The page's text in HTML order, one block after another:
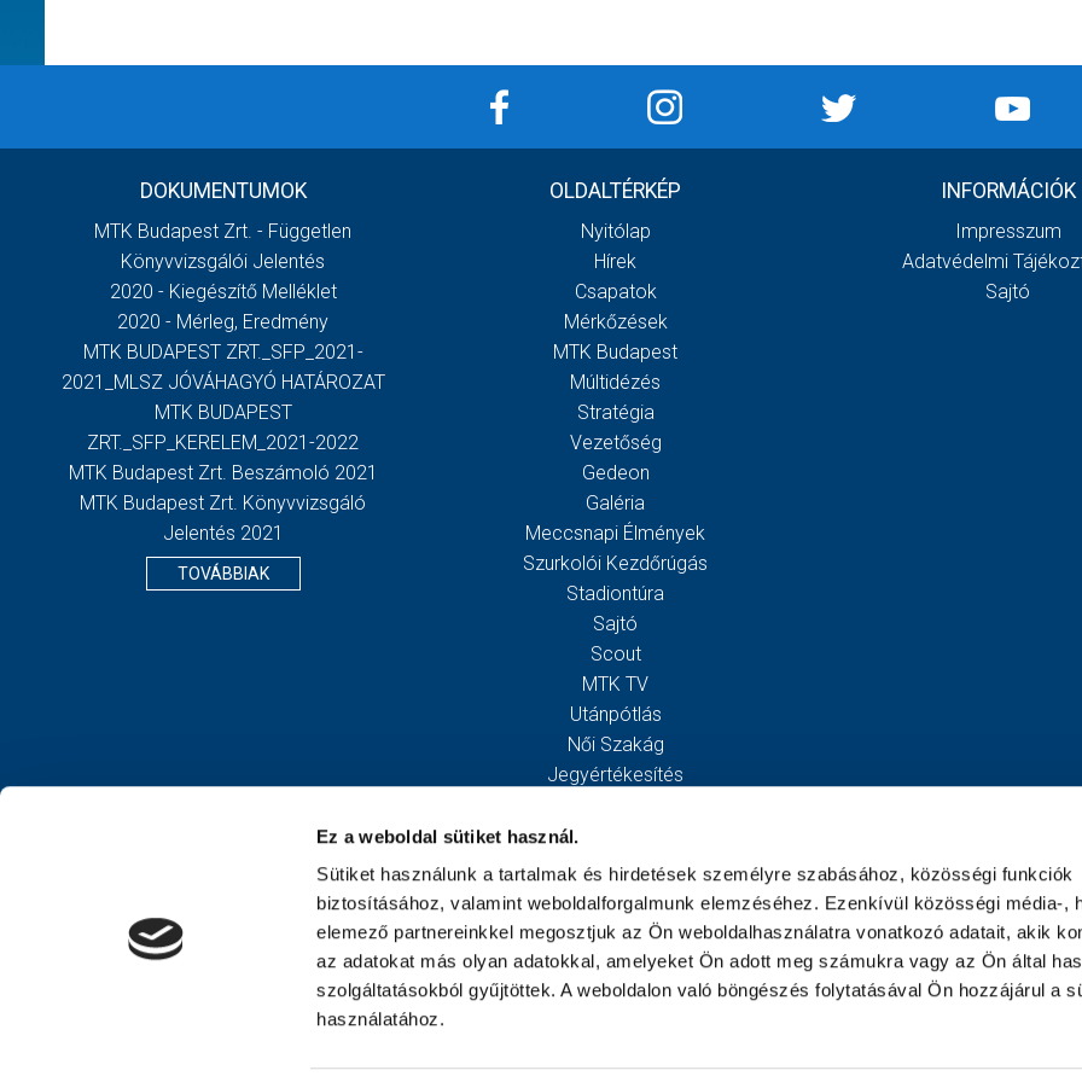
Ez a weboldal sütiket használ.
Sütiket használunk a tartalmak és hirdetések személyre szabásához, közösségi funkciók
biztosításához, valamint weboldalforgalmunk elemzéséhez. Ezenkívül közösségi média-,
elemező partnereinkkel megosztjuk az Ön weboldalhasználatra vonatkozó adatait, akik
az adatokat más olyan adatokkal, amelyeket Ön adott meg számukra vagy az Ön által
szolgáltatásokból gyűjtöttek. A weboldalon való böngészés folytatásával Ön hozzájárul a
használatához.
DOKUMENTUMOK
MTK Budapest Zrt. - Független
Könyvvizsgálói Jelentés
2020 - Kiegészítő Melléklet
2020 - Mérleg, Eredmény
MTK BUDAPEST ZRT._SFP_2021-
2021_MLSZ JÓVÁHAGYÓ HATÁROZAT
MTK BUDAPEST
ZRT._SFP_KERELEM_2021-2022
MTK Budapest Zrt. Beszámoló 2021
MTK Budapest Zrt. Könyvvizsgáló
Jelentés 2021
TOVÁBBIAK
OLDALTÉRKÉP
Nyitólap
Hírek
Csapatok
Mérkőzések
MTK Budapest
Múltidézés
Stratégia
Vezetőség
Gedeon
Galéria
Meccsnapi Élmények
Szurkolói Kezdőrúgás
Stadiontúra
Sajtó
Scout
MTK TV
Utánpótlás
Női Szakág
Jegyértékesítés
Egyesület
Kapcsolat
INFORMÁCIÓK
Impresszum
Adatvédelmi
Sajtó